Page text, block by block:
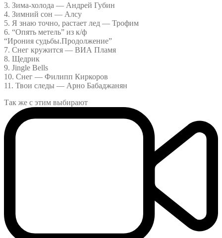
3. Зима-холода — Андрей Губин
4. Зимний сон — Алсу
5. Я знаю точно, растает лед — Трофим
6. “Опять метель” из к/ф
“Ирония судьбы.Продолжение”
7. Снег кружится — ВИА Пламя
8. Щедрик
9. Jingle Bells
10. Снег — Филипп Киркоров
11. Твои следы — Арно Бабаджанян
Так же с этим выбирают